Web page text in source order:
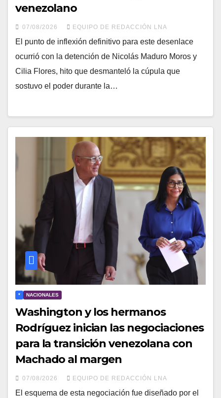
venezolano
07/08/2026 EQUIPO DE REDACCIÓN LNA
​El punto de inflexión definitivo para este desenlace
ocurrió con la detención de Nicolás Maduro Moros y
Cilia Flores, hito que desmanteló la cúpula que
sostuvo el poder durante la…
* NACIONALES
Washington y los hermanos
Rodríguez inician las negociaciones
para la transición venezolana con
Machado al margen
07/08/2026 EQUIPO DE REDACCIÓN LNA
​El esquema de esta negociación fue diseñado por el